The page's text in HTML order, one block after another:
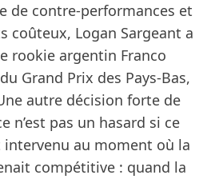
de contre-performances et
coûteux, Logan Sargeant a
rookie argentin Franco
Grand Prix des Pays-Bas,
autre décision forte de
n’est pas un hasard si ce
au moment où la
compétitive : quand la